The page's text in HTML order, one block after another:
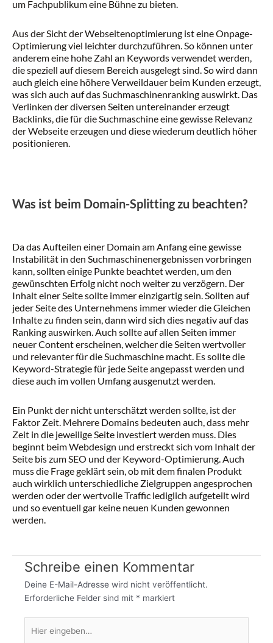
um Fachpublikum eine Bühne zu bieten.
Aus der Sicht der Webseitenoptimierung ist eine Onpage-
Optimierung viel leichter durchzuführen. So können unter
anderem eine hohe Zahl an Keywords verwendet werden,
die speziell auf diesem Bereich ausgelegt sind. So wird dann
auch gleich eine höhere Verweildauer beim Kunden erzeugt,
was sich auch auf das Suchmaschinenranking auswirkt. Das
Verlinken der diversen Seiten untereinander erzeugt
Backlinks, die für die Suchmaschine eine gewisse Relevanz
der Webseite erzeugen und diese wiederum deutlich höher
positionieren.
Was ist beim Domain-Splitting zu beachten?
Da das Aufteilen einer Domain am Anfang eine gewisse
Instabilität in den Suchmaschinenergebnissen vorbringen
kann, sollten einige Punkte beachtet werden, um den
gewünschten Erfolg nicht noch weiter zu verzögern. Der
Inhalt einer Seite sollte immer einzigartig sein. Sollten auf
jeder Seite des Unternehmens immer wieder die Gleichen
Inhalte zu finden sein, dann wird sich dies negativ auf das
Ranking auswirken. Auch sollte auf allen Seiten immer
neuer Content erscheinen, welcher die Seiten wertvoller
und relevanter für die Suchmaschine macht. Es sollte die
Keyword-Strategie für jede Seite angepasst werden und
diese auch im vollen Umfang ausgenutzt werden.
Ein Punkt der nicht unterschätzt werden sollte, ist der
Faktor Zeit. Mehrere Domains bedeuten auch, dass mehr
Zeit in die jeweilige Seite investiert werden muss. Dies
beginnt beim Webdesign und erstreckt sich vom Inhalt der
Seite bis zum SEO und der Keyword-Optimierung. Auch
muss die Frage geklärt sein, ob mit dem finalen Produkt
auch wirklich unterschiedliche Zielgruppen angesprochen
werden oder der wertvolle Traffic lediglich aufgeteilt wird
und so eventuell gar keine neuen Kunden gewonnen
werden.
Schreibe einen Kommentar
Deine E-Mail-Adresse wird nicht veröffentlicht.
Erforderliche Felder sind mit * markiert
eingeben…